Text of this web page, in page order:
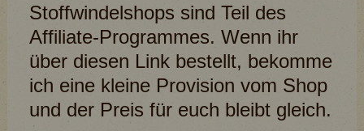
Stoffwindelshops sind Teil des
Affiliate-Programmes. Wenn ihr
über diesen Link bestellt, bekomme
ich eine kleine Provision vom Shop
und der Preis für euch bleibt gleich.